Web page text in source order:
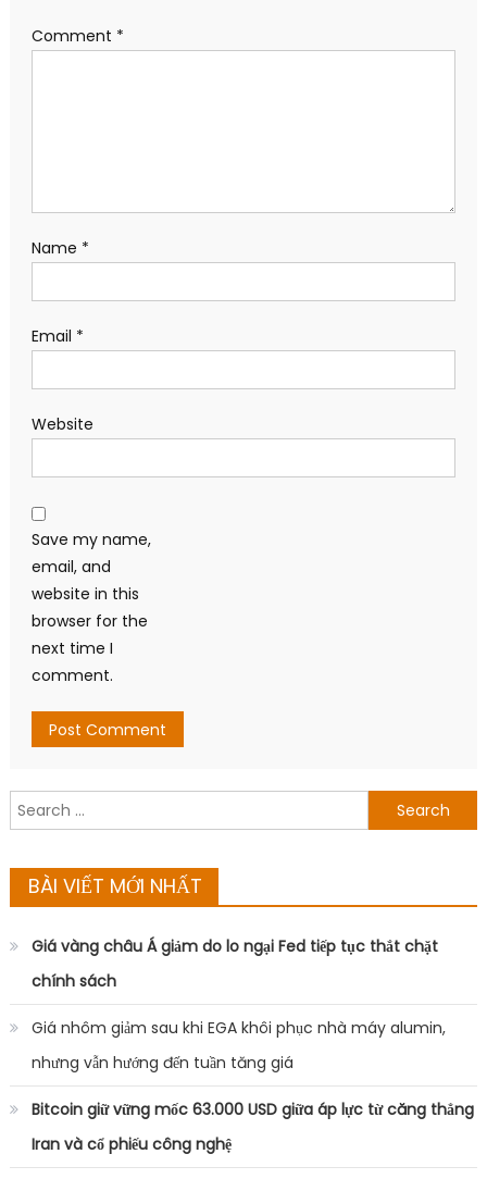
Comment *
Name *
Email *
Website
Save my name,
email, and
website in this
browser for the
next time I
comment.
Search
for:
BÀI VIẾT MỚI NHẤT
Giá vàng châu Á giảm do lo ngại Fed tiếp tục thắt chặt
chính sách
Giá nhôm giảm sau khi EGA khôi phục nhà máy alumin,
nhưng vẫn hướng đến tuần tăng giá
Bitcoin giữ vững mốc 63.000 USD giữa áp lực từ căng thẳng
Iran và cổ phiếu công nghệ